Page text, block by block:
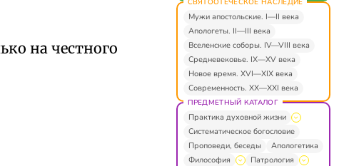
на честного
Мужи апостольские. I—II века
Апологеты. II—III века
Вселенские соборы. IV—VIII века
Средневековье. IX—XV века
Новое время. XVI—XIX века
Современность. XX—XXI века
ПРЕДМЕТНЫЙ КАТАЛОГ
Практика духовной жизни
Систематическое богословие
Проповеди, беседы
Апологетика
Философия
Патрология